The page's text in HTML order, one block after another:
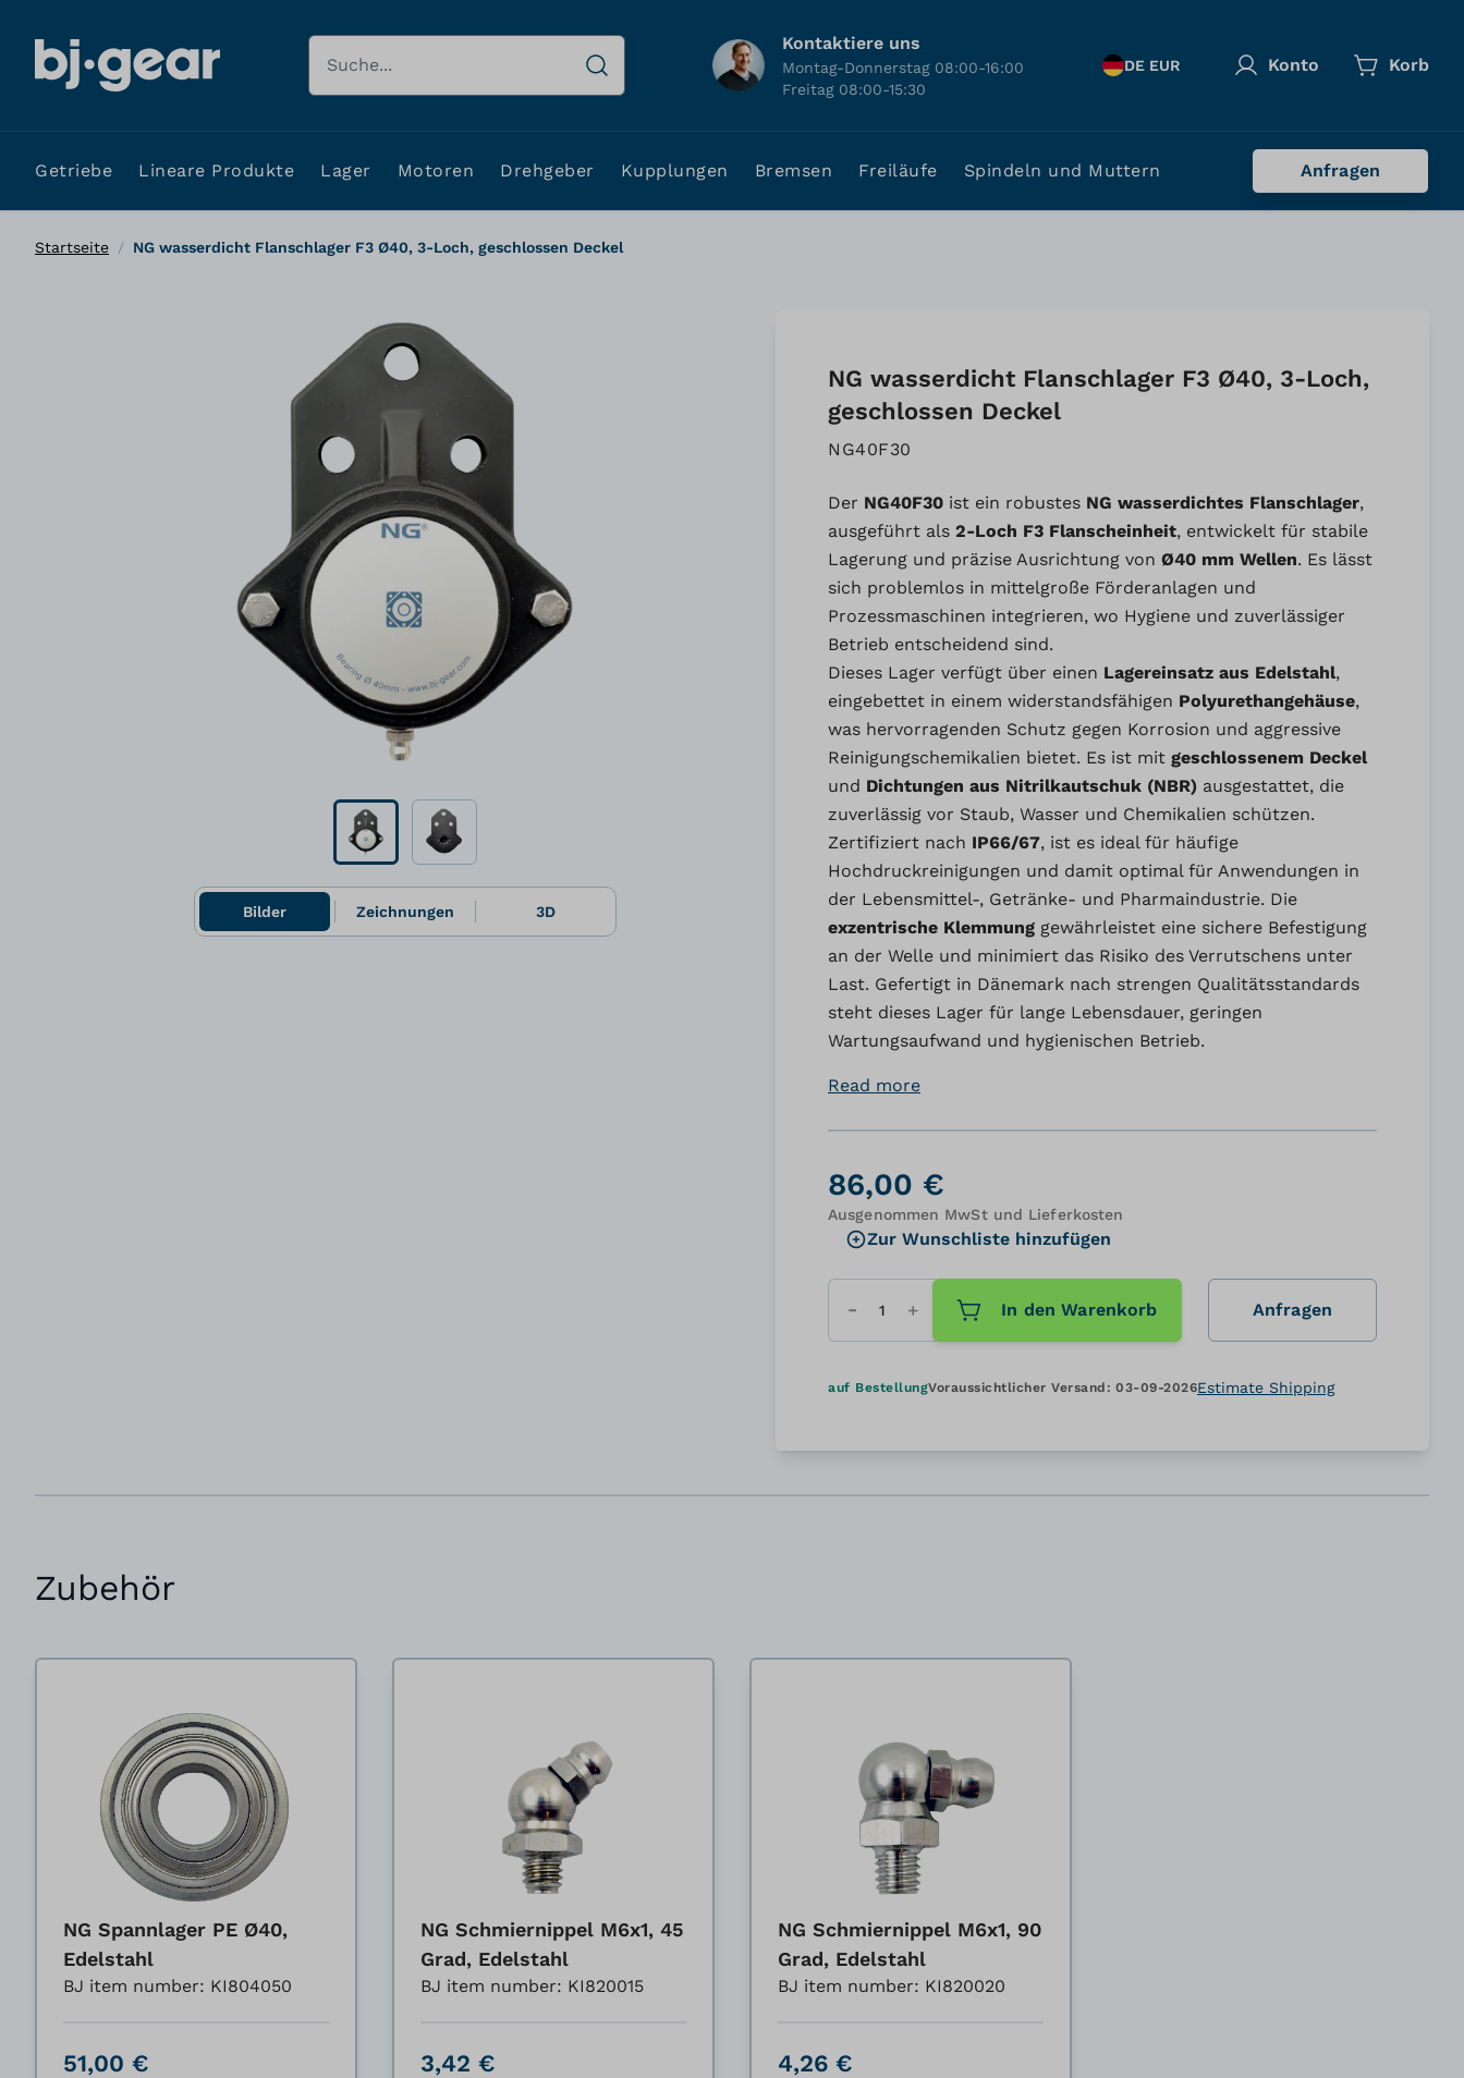
Suche Kontaktiere uns
Montag-Donnerstag 08:00-16:00
Freitag 08:00-15:30
DE EUR Konto Korb
Getriebe Lineare Produkte Lager Motoren Drehgeber Kupplungen Bremsen Freiläufe Spindeln und Muttern Anfragen
Startseite / NG wasserdicht Flanschlager F3 Ø40, 3-Loch, geschlossen Deckel
Bilder Zeichnungen 3D
NG wasserdicht Flanschlager F3 Ø40, 3-Loch,
geschlossen Deckel
NG40F30
Der NG40F30 ist ein robustes NG wasserdichtes Flanschlager,
ausgeführt als 2-Loch F3 Flanscheinheit, entwickelt für stabile
Lagerung und präzise Ausrichtung von Ø40 mm Wellen. Es lässt
sich problemlos in mittelgroße Förderanlagen und
Prozessmaschinen integrieren, wo Hygiene und zuverlässiger
Betrieb entscheidend sind.
Dieses Lager verfügt über einen Lagereinsatz aus Edelstahl,
eingebettet in einem widerstandsfähigen Polyurethangehäuse,
was hervorragenden Schutz gegen Korrosion und aggressive
Reinigungschemikalien bietet. Es ist mit geschlossenem Deckel
und Dichtungen aus Nitrilkautschuk (NBR) ausgestattet, die
zuverlässig vor Staub, Wasser und Chemikalien schützen.
Zertifiziert nach IP66/67, ist es ideal für häufige
Hochdruckreinigungen und damit optimal für Anwendungen in
der Lebensmittel-, Getränke- und Pharmaindustrie. Die
exzentrische Klemmung gewährleistet eine sichere Befestigung
an der Welle und minimiert das Risiko des Verrutschens unter
Last. Gefertigt in Dänemark nach strengen Qualitätsstandards
steht dieses Lager für lange Lebensdauer, geringen
Wartungsaufwand und hygienischen Betrieb.
Read more
86,00 €
Ausgenommen MwSt und Lieferkosten
Zur Wunschliste hinzufügen
Menge In den Warenkorb Anfragen
auf BestellungVoraussichtlicher Versand: 03-09-2026Estimate Shipping
Zubehör
NG Spannlager PE Ø40,
Edelstahl
BJ item number: KI804050
51,00 €
NG Schmiernippel M6x1, 45
Grad, Edelstahl
BJ item number: KI820015
3,42 €
NG Schmiernippel M6x1, 90
Grad, Edelstahl
BJ item number: KI820020
4,26 €